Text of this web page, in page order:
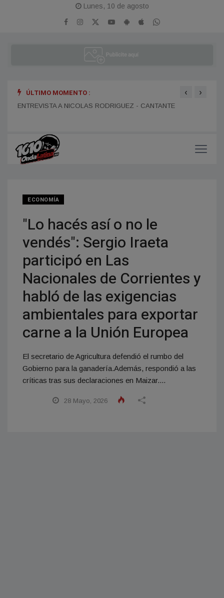
Lunes, 10 de agosto
ÚLTIMO MOMENTO :
ENTREVISTA A DANIEL DARTIGUELONGUE - FUNDADOR DE
‹ ›
ECONOMÍA
"Lo hacés así o no le
vendés": Sergio Iraeta
participó en Las
Nacionales de Corrientes y
habló de las exigencias
ambientales para exportar
carne a la Unión Europea
El secretario de Agricultura defendió el rumbo del
Gobierno para la ganadería.Además, respondió a las
críticas tras sus declaraciones en Maizar....
28 Mayo, 2026